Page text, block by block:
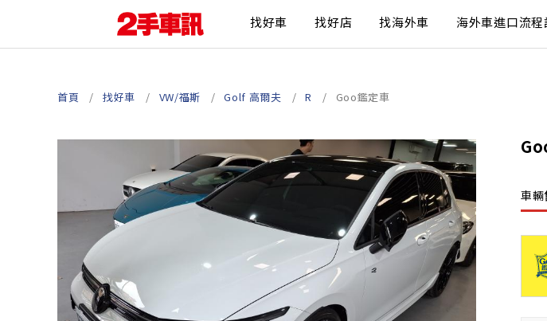
找好車 找好店 找海外車 海外車進口流程
首頁 找好車 VW/福斯 Golf 高爾夫 R Goo鑑定車
車輛